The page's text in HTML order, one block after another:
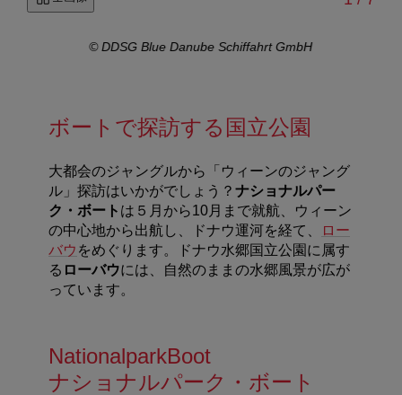
© DDSG Blue Danube Schiffahrt GmbH
ボートで探訪する国立公園
大都会のジャングルから「ウィーンのジャング
ル」探訪はいかがでしょう？ ナショナルパー
ク・ボート は５月から10月まで就航、ウィーン
の中心地から出航し、ドナウ運河を経て、
ロー
バウ をめぐります。ドナウ水郷国立公園に属す
る ローバウには、自然のままの水郷風景が広が
っています。
NationalparkBoot
ナショナルパーク・ボート